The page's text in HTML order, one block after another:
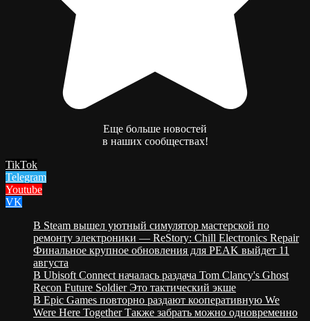
Еще больше новостей
в наших сообществах!
TikTok
Telegram
Youtube
VK
В Steam вышел уютный симулятор мастерской по
ремонту электроники — ReStory: Chill Electronics Repair
Финальное крупное обновления для PEAK выйдет 11
августа
В Ubisoft Connect началась раздача Tom Clancy's Ghost
Recon Future Soldier Это тактический экше
В Epic Games повторно раздают кооперативную We
Were Here Together Также забрать можно одновременно